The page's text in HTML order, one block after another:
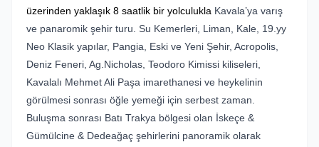
üzerinden yaklaşık 8 saatlik bir yolculukla Kavala’ya varış
ve panaromik şehir turu. Su Kemerleri, Liman, Kale, 19.yy
Neo Klasik yapılar, Pangia, Eski ve Yeni Şehir, Acropolis,
Deniz Feneri, Ag.Nicholas, Teodoro Kimissi kiliseleri,
Kavalalı Mehmet Ali Paşa imarethanesi ve heykelinin
görülmesi sonrası öğle yemeği için serbest zaman.
Buluşma sonrası Batı Trakya bölgesi olan İskeçe &
Gümülcine & Dedeağaç şehirlerini panoramik olarak